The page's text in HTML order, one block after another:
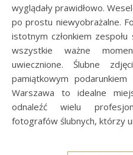
wyglądały prawidłowo.
po prostu niewyobrażalne.
istotnym członkiem
wszystkie ważne
uwiecznione. Ślubne
pamiątkowym
Warszawa to idealne
odnaleźć wielu
fotografów ślubnych, którzy